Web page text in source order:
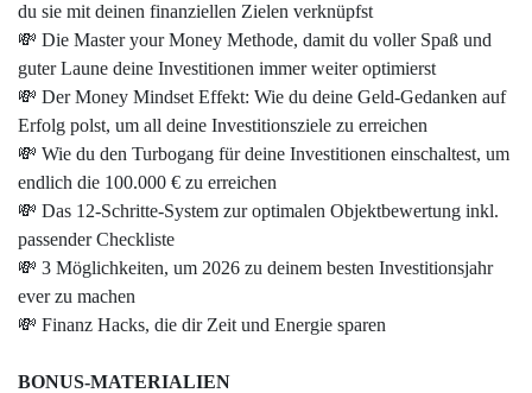
du sie mit deinen finanziellen Zielen verknüpfst
💸 Die Master your Money Methode, damit du voller Spaß und
guter Laune deine Investitionen immer weiter optimierst
💸 Der Money Mindset Effekt: Wie du deine Geld-Gedanken auf
Erfolg polst, um all deine Investitionsziele zu erreichen
💸 Wie du den Turbogang für deine Investitionen einschaltest, um
endlich die 100.000 € zu erreichen
💸 Das 12-Schritte-System zur optimalen Objektbewertung inkl.
passender Checkliste
💸 3 Möglichkeiten, um 2026 zu deinem besten Investitionsjahr
ever zu machen
💸 Finanz Hacks, die dir Zeit und Energie sparen
BONUS-MATERIALIEN